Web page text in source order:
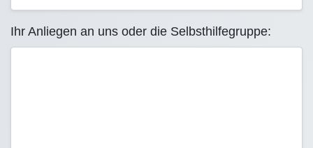
Ihr Anliegen an uns oder die Selbsthilfegruppe: